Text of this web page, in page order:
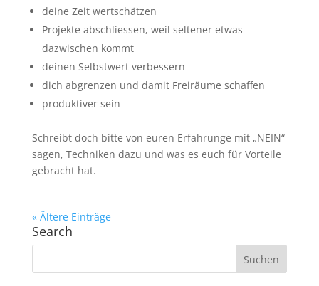
deine Zeit wertschätzen
Projekte abschliessen, weil seltener etwas
dazwischen kommt
deinen Selbstwert verbessern
dich abgrenzen und damit Freiräume schaffen
produktiver sein
Schreibt doch bitte von euren Erfahrunge mit „NEIN“
sagen, Techniken dazu und was es euch für Vorteile
gebracht hat.
« Ältere Einträge
Search